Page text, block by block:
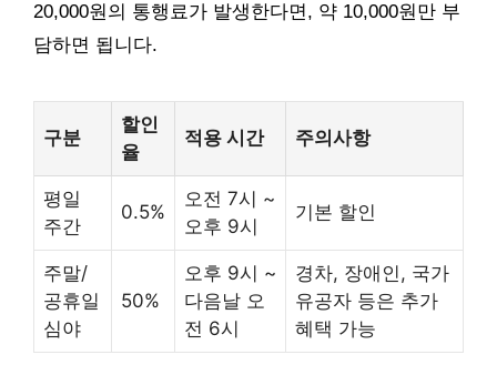
20,000원의 통행료가 발생한다면, 약 10,000원만 부
담하면 됩니다.
구분
할인
율
적용 시간 주의사항
평일
주간
0.5%
오전 7시 ~
오후 9시
기본 할인
주말/
공휴일
심야
50%
오후 9시 ~
다음날 오
전 6시
경차, 장애인, 국가
유공자 등은 추가
혜택 가능